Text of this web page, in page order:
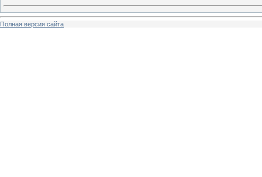
Полная версия сайта